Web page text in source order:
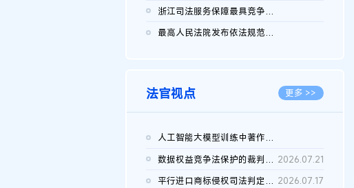
浙江司法服务保障最具竞争力营商环境建设典型案例（第二批）含侵...
最高人民法院发布依法规范平台经营、保护消费者合法权益典型案例...
法官视点 更多 >>
人工智能大模型训练中著作权的合理使用
2026.07.28
数据权益竞争法保护的裁判路径构建 2026.07.21
平行进口商标侵权司法判定规则的困境与纾解 2026.07.17